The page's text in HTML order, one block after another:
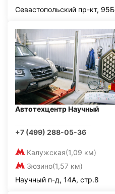
Севастопольский пр-кт, 95Б
Автотехцентр Научный
+7 (499) 288-05-36
Калужская(1,09 км)
Зюзино(1,57 км)
Научный п-д, 14А, стр.8